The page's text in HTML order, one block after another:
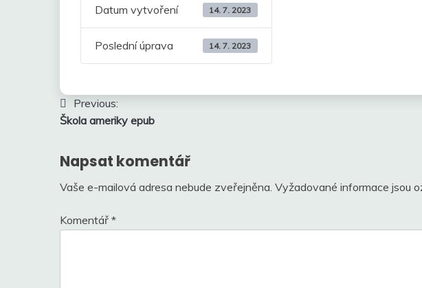
Datum vytvoření 14. 7. 2023
Poslední úprava 14. 7. 2023
Navigace
pro
Previous:
Škola ameriky epub
Napsat komentář
Vaše e-mailová adresa nebude zveřejněna. Vyžadované informace jsou
Komentář *